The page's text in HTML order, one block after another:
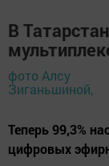
В
фото Алсу
Зиганьшиной,
Теперь 99,3%
цифровых